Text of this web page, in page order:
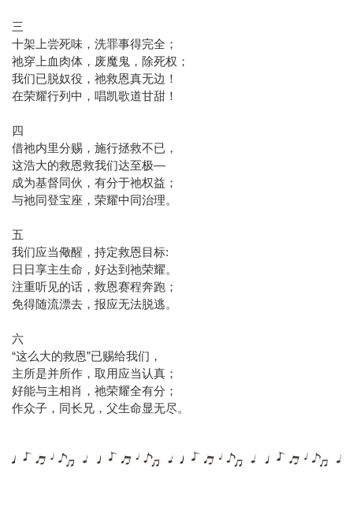
三
十架上尝死味，洗罪事得完全；
祂穿上血肉体，废魔鬼，除死权；
我们已脱奴役，祂救恩真无边！
在荣耀行列中，唱凯歌道甘甜！
四
借祂内里分赐，施行拯救不已，
这浩大的救恩救我们达至极—
成为基督同伙，有分于祂权益；
与祂同登宝座，荣耀中同治理。
五
我们应当儆醒，持定救恩目标:
日日享主生命，好达到祂荣耀。
注重听见的话，救恩赛程奔跑；
免得随流漂去，报应无法脱逃。
六
“这么大的救恩”已赐给我们，
主所是并所作，取用应当认真；
好能与主相肖，祂荣耀全有分；
作众子，同长兄，父生命显无尽。